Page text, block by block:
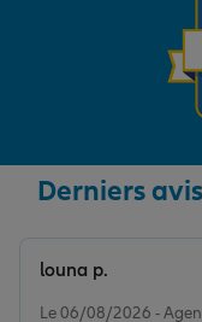
Derniers
Le 06/08/2026 -
louna p.